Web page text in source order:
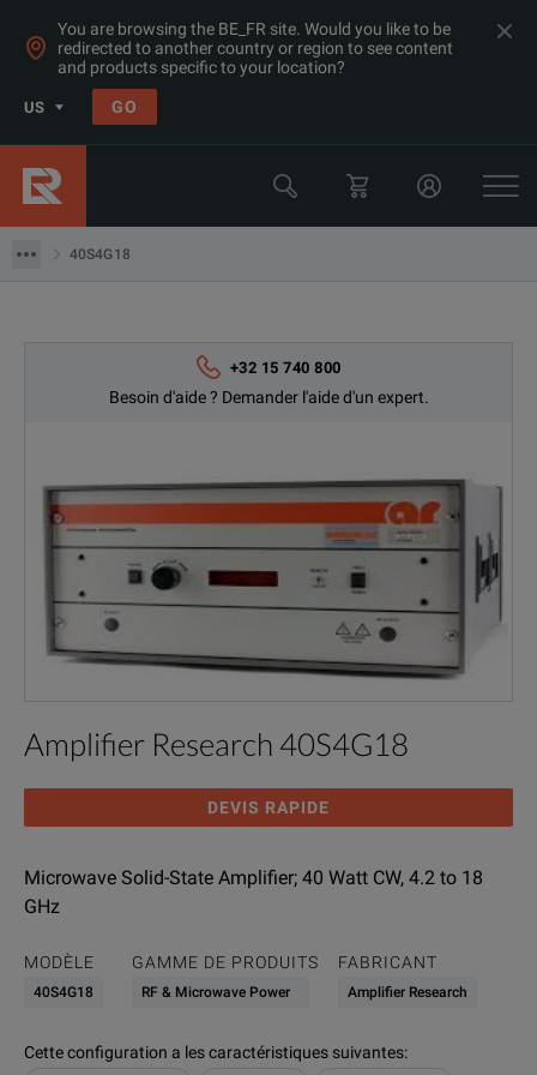
You are browsing the BE_FR site. Would you like to be
redirected to another country or region to see content
and products specific to your location?
US GO
40S4G18
Produits
Amplificateurs> 1 GHz
40S4G18
+32 15 740 800
Besoin d'aide ? Demander l'aide d'un expert.
Amplifier Research 40S4G18
DEVIS RAPIDE
Microwave Solid-State Amplifier; 40 Watt CW, 4.2 to 18
GHz
MODÈLE
40S4G18
GAMME DE PRODUITS
RF & Microwave Power
FABRICANT
Amplifier Research
Cette configuration a les caractéristiques suivantes: